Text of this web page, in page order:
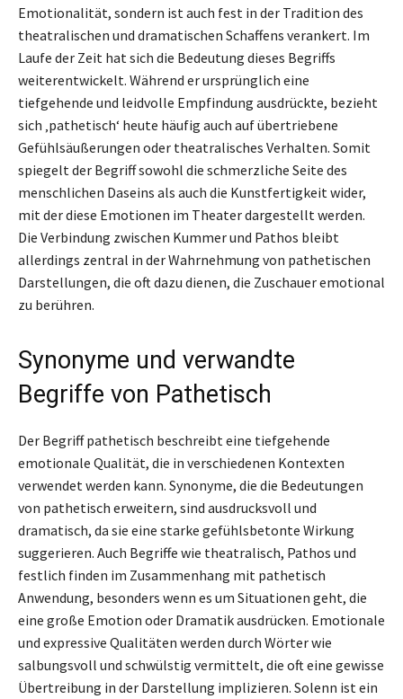
Emotionalität, sondern ist auch fest in der Tradition des
theatralischen und dramatischen Schaffens verankert. Im
Laufe der Zeit hat sich die Bedeutung dieses Begriffs
weiterentwickelt. Während er ursprünglich eine
tiefgehende und leidvolle Empfindung ausdrückte, bezieht
sich ‚pathetisch‘ heute häufig auch auf übertriebene
Gefühlsäußerungen oder theatralisches Verhalten. Somit
spiegelt der Begriff sowohl die schmerzliche Seite des
menschlichen Daseins als auch die Kunstfertigkeit wider,
mit der diese Emotionen im Theater dargestellt werden.
Die Verbindung zwischen Kummer und Pathos bleibt
allerdings zentral in der Wahrnehmung von pathetischen
Darstellungen, die oft dazu dienen, die Zuschauer emotional
zu berühren.
Synonyme und verwandte
Begriffe von Pathetisch
Der Begriff pathetisch beschreibt eine tiefgehende
emotionale Qualität, die in verschiedenen Kontexten
verwendet werden kann. Synonyme, die die Bedeutungen
von pathetisch erweitern, sind ausdrucksvoll und
dramatisch, da sie eine starke gefühlsbetonte Wirkung
suggerieren. Auch Begriffe wie theatralisch, Pathos und
festlich finden im Zusammenhang mit pathetisch
Anwendung, besonders wenn es um Situationen geht, die
eine große Emotion oder Dramatik ausdrücken. Emotionale
und expressive Qualitäten werden durch Wörter wie
salbungsvoll und schwülstig vermittelt, die oft eine gewisse
Übertreibung in der Darstellung implizieren. Solenn ist ein